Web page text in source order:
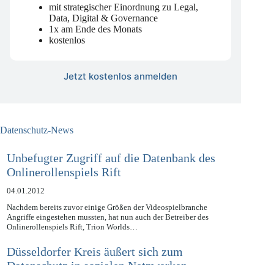
mit strategischer Einordnung zu Legal,
Data, Digital & Governance
1x am Ende des Monats
Unbefugter Zugriff auf die Datenbank des
Onlinerollenspiels Rift
04.01.2012
Nachdem bereits zuvor einige Größen der Videospielbranche
Angriffe eingestehen mussten, hat nun auch der Betreiber des